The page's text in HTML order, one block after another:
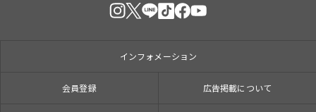
インフォメーション
会員登録 広告掲載について